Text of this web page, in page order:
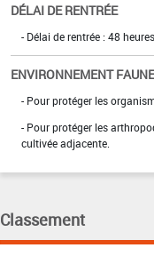
DÉLAI DE RENTRÉE
- Délai de rentrée : 48
ENVIRONNEMENT FAUNE
- Pour protéger les
- Pour protéger les
cultivée adjacente.
Classement